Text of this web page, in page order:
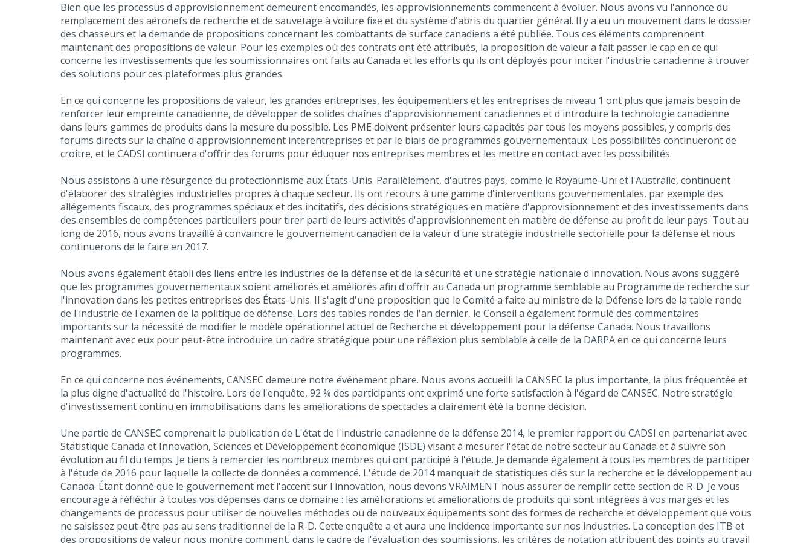
Bien que les processus d'approvisionnement demeurent encomandés, les approvisionnements commencent à évoluer. Nous avons vu l'annonce du
remplacement des aéronefs de recherche et de sauvetage à voilure fixe et du système d'abris du quartier général. Il y a eu un mouvement dans le dossier
des chasseurs et la demande de propositions concernant les combattants de surface canadiens a été publiée. Tous ces éléments comprennent
maintenant des propositions de valeur. Pour les exemples où des contrats ont été attribués, la proposition de valeur a fait passer le cap en ce qui
concerne les investissements que les soumissionnaires ont faits au Canada et les efforts qu'ils ont déployés pour inciter l'industrie canadienne à trouver
des solutions pour ces plateformes plus grandes.
En ce qui concerne les propositions de valeur, les grandes entreprises, les équipementiers et les entreprises de niveau 1 ont plus que jamais besoin de
renforcer leur empreinte canadienne, de développer de solides chaînes d'approvisionnement canadiennes et d'introduire la technologie canadienne
dans leurs gammes de produits dans la mesure du possible. Les PME doivent présenter leurs capacités par tous les moyens possibles, y compris des
forums directs sur la chaîne d'approvisionnement interentreprises et par le biais de programmes gouvernementaux. Les possibilités continueront de
croître, et le CADSI continuera d'offrir des forums pour éduquer nos entreprises membres et les mettre en contact avec les possibilités.
Nous assistons à une résurgence du protectionnisme aux États-Unis. Parallèlement, d'autres pays, comme le Royaume-Uni et l'Australie, continuent
d'élaborer des stratégies industrielles propres à chaque secteur. Ils ont recours à une gamme d'interventions gouvernementales, par exemple des
allégements fiscaux, des programmes spéciaux et des incitatifs, des décisions stratégiques en matière d'approvisionnement et des investissements dans
des ensembles de compétences particuliers pour tirer parti de leurs activités d'approvisionnement en matière de défense au profit de leur pays. Tout au
long de 2016, nous avons travaillé à convaincre le gouvernement canadien de la valeur d'une stratégie industrielle sectorielle pour la défense et nous
continuerons de le faire en 2017.
Nous avons également établi des liens entre les industries de la défense et de la sécurité et une stratégie nationale d'innovation. Nous avons suggéré
que les programmes gouvernementaux soient améliorés et améliorés afin d'offrir au Canada un programme semblable au Programme de recherche sur
l'innovation dans les petites entreprises des États-Unis. Il s'agit d'une proposition que le Comité a faite au ministre de la Défense lors de la table ronde
de l'industrie de l'examen de la politique de défense. Lors des tables rondes de l'an dernier, le Conseil a également formulé des commentaires
importants sur la nécessité de modifier le modèle opérationnel actuel de Recherche et développement pour la défense Canada. Nous travaillons
maintenant avec eux pour peut-être introduire un cadre stratégique pour une réflexion plus semblable à celle de la DARPA en ce qui concerne leurs
programmes.
En ce qui concerne nos événements, CANSEC demeure notre événement phare. Nous avons accueilli la CANSEC la plus importante, la plus fréquentée et
la plus digne d'actualité de l'histoire. Lors de l'enquête, 92 % des participants ont exprimé une forte satisfaction à l'égard de CANSEC. Notre stratégie
d'investissement continu en immobilisations dans les améliorations de spectacles a clairement été la bonne décision.
Une partie de CANSEC comprenait la publication de L'état de l'industrie canadienne de la défense 2014, le premier rapport du CADSI en partenariat avec
Statistique Canada et Innovation, Sciences et Développement économique (ISDE) visant à mesurer l'état de notre secteur au Canada et à suivre son
évolution au fil du temps. Je tiens à remercier les nombreux membres qui ont participé à l'étude. Je demande également à tous les membres de participer
à l'étude de 2016 pour laquelle la collecte de données a commencé. L'étude de 2014 manquait de statistiques clés sur la recherche et le développement au
Canada. Étant donné que le gouvernement met l'accent sur l'innovation, nous devons VRAIMENT nous assurer de remplir cette section de R-D. Je vous
encourage à réfléchir à toutes vos dépenses dans ce domaine : les améliorations et améliorations de produits qui sont intégrées à vos marges et les
changements de processus pour utiliser de nouvelles méthodes ou de nouveaux équipements sont des formes de recherche et développement que vous
ne saisissez peut-être pas au sens traditionnel de la R-D. Cette enquête a et aura une incidence importante sur nos industries. La conception des ITB et
des propositions de valeur nous montre comment, dans le cadre de l'évaluation des soumissions, les critères de notation attribuent des points au travail